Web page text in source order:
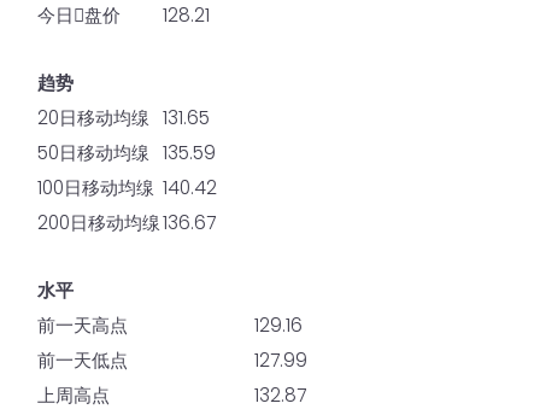
今日𫔭盘价
128.21
趋势
20日移动均缐 131.65
50日移动均缐 135.59
100日移动均缐 140.42
200日移动均缐136.67
水平
前一天高点
129.16
前一天低点
127.99
上周高点
132.87